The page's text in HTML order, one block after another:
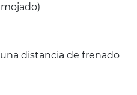
distancia de frenado